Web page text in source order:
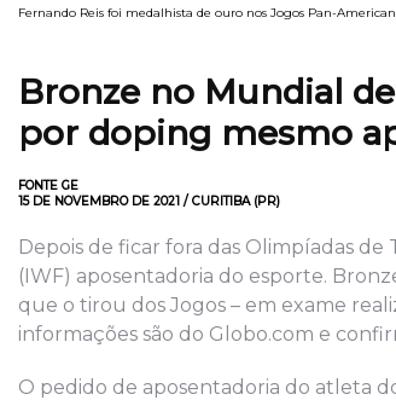
Fernando Reis foi medalhista de ouro nos Jogos Pan-
Bronze no Mundial
por doping mesmo
FONTE GE
15 DE NOVEMBRO DE 2021 / CURITIBA (PR)
Depois de ficar fora das Olimpíadas
(IWF) aposentadoria do esporte.
que o tirou dos Jogos – em exame
informações são do Globo.com e
O pedido de aposentadoria do atleta